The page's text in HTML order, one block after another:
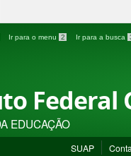
Ir para o menu 2 Ir para a busca
Federal
EDUCAÇÃO
SUAP